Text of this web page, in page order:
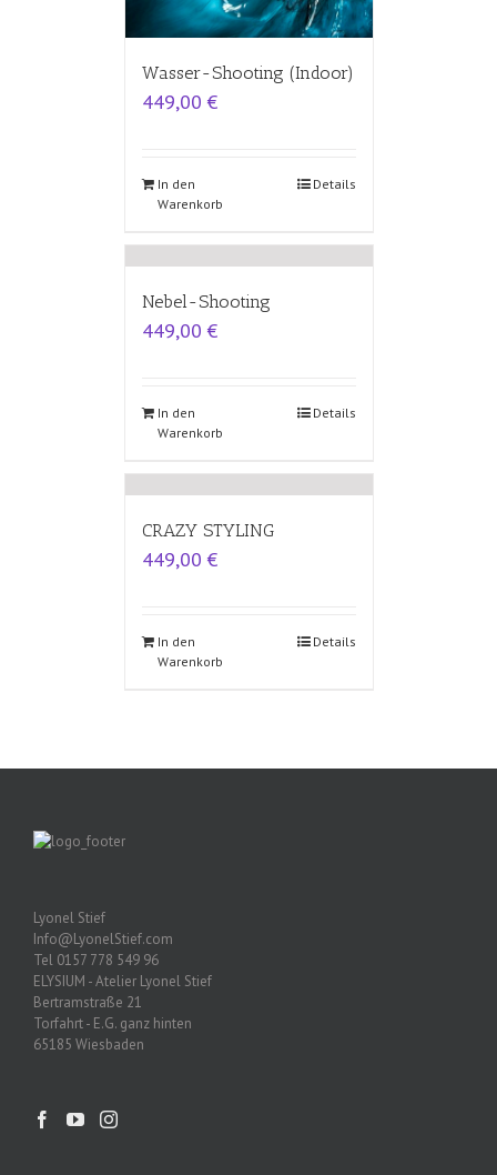
Wasser-Shooting (Indoor)
449,00 €
In den
Warenkorb
Details
Nebel-Shooting
449,00 €
In den
Warenkorb
Details
CRAZY STYLING
449,00 €
In den
Warenkorb
Details
Lyonel Stief
Info@LyonelStief.com
Tel 0157 778 549 96
ELYSIUM - Atelier Lyonel Stief
Bertramstraße 21
Torfahrt - E.G. ganz hinten
65185 Wiesbaden